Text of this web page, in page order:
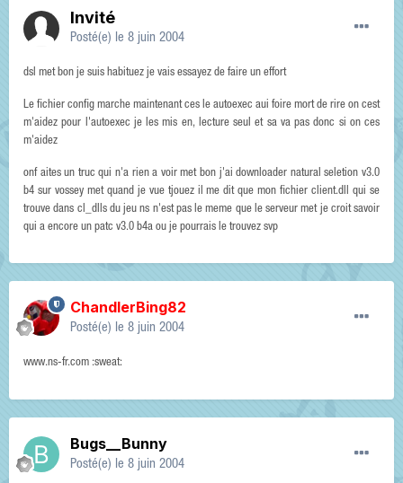
Invité
Posté(e) le 8 juin 2004
dsl met bon je suis habituez je vais essayez de faire un effort
Le fichier config marche maintenant ces le autoexec aui foire mort de rire on cest
m'aidez pour l'autoexec je les mis en, lecture seul et sa va pas donc si on ces
m'aidez
onf aites un truc qui n'a rien a voir met bon j'ai downloader natural seletion v3.0
b4 sur vossey met quand je vue tjouez il me dit que mon fichier client.dll qui se
trouve dans cl_dlls du jeu ns n'est pas le meme que le serveur met je croit savoir
qui a encore un patc v3.0 b4a ou je pourrais le trouvez svp
ChandlerBing82
Posté(e) le 8 juin 2004
www.ns-fr.com :sweat:
Bugs__Bunny
Posté(e) le 8 juin 2004